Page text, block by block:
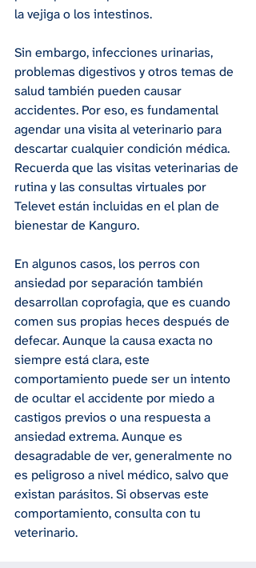
la vejiga o los intestinos.
Sin embargo, infecciones urinarias,
problemas digestivos y otros temas de
salud también pueden causar
accidentes. Por eso, es fundamental
agendar una visita al veterinario para
descartar cualquier condición médica.
Recuerda que las visitas veterinarias de
rutina y las consultas virtuales por
Televet están incluidas en el plan de
bienestar de Kanguro.
En algunos casos, los perros con
ansiedad por separación también
desarrollan coprofagia, que es cuando
comen sus propias heces después de
defecar. Aunque la causa exacta no
siempre está clara, este
comportamiento puede ser un intento
de ocultar el accidente por miedo a
castigos previos o una respuesta a
ansiedad extrema. Aunque es
desagradable de ver, generalmente no
es peligroso a nivel médico, salvo que
existan parásitos. Si observas este
comportamiento, consulta con tu
veterinario.